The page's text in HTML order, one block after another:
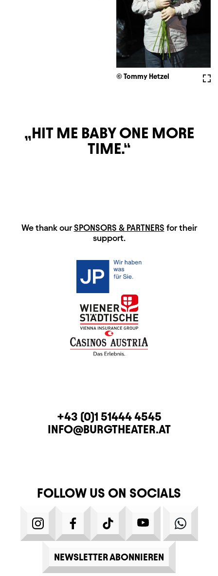
© Tommy Hetzel
HIT ME BABY ONE MORE
TIME.
HAUPTSPONSOREN
We thank ourSPONSORS & PARTNERS for their
support.
CONTACTTELEPHONE
+43 (0)1 51444 4545
E-MAIL
INFO@BURGTHEATER.AT
FOLLOW US ON SOCIALS
INSTAGRAMFACEBOOKTIKTOK YOUTUBE
NEWSLETTER ABONNIEREN